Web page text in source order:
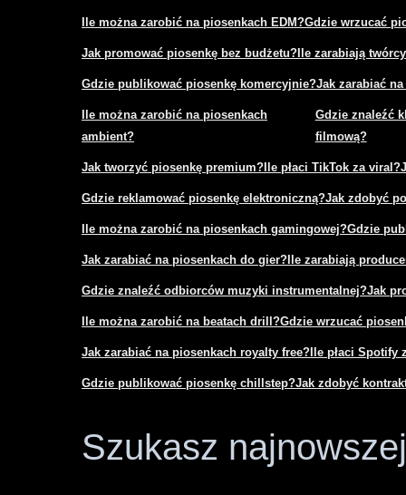
Ile można zarobić na piosenkach EDM?Gdzie wrzucać
Jak promować piosenkę bez budżetu? Ile zarabiają
Gdzie publikować piosenkę komercyjnie?Jak zarabiać
Ile można zarobić na piosenkach
ambient?
Gdzie znaleźć
filmową?
Jak tworzyć piosenkę premium? Ile płaci TikTok za viral?
Gdzie reklamować piosenkę elektroniczną?Jak zdobyć
Ile można zarobić na piosenkach gamingowej?Gdzie
Jak zarabiać na piosenkach do gier? Ile zarabiają
Gdzie znaleźć odbiorców muzyki instrumentalnej?Jak
Ile można zarobić na beatach drill?Gdzie wrzucać
Jak zarabiać na piosenkach royalty free? Ile płaci Spotify
Gdzie publikować piosenkę chillstep?Jak zdobyć
Szukasz